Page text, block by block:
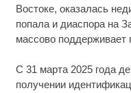
Востоке, оказалась
попала и диаспора на
массово
С 31 марта 2025 года
получении